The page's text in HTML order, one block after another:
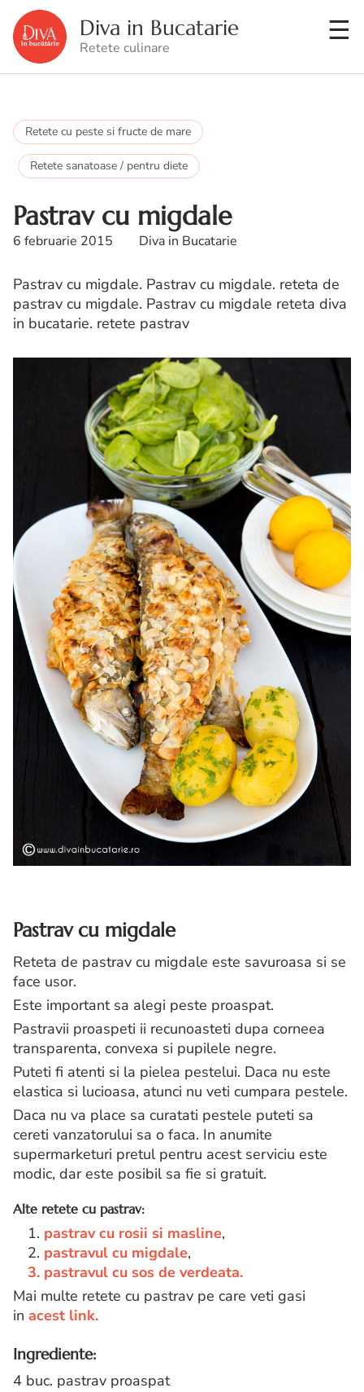
Diva in Bucatarie
Retete culinare
Retete cu peste si fructe de mare
Retete sanatoase / pentru diete
Pastrav cu migdale
6 februarie 2015 Diva in Bucatarie
Pastrav cu migdale. Pastrav cu migdale. reteta de
pastrav cu migdale. Pastrav cu migdale reteta diva
in bucatarie. retete pastrav
Pastrav cu migdale
Reteta de pastrav cu migdale este savuroasa si se
face usor.
Este important sa alegi peste proaspat.
Pastravii proaspeti ii recunoasteti dupa corneea
transparenta, convexa si pupilele negre.
Puteti fi atenti si la pielea pestelui. Daca nu este
elastica si lucioasa, atunci nu veti cumpara pestele.
Daca nu va place sa curatati pestele puteti sa
cereti vanzatorului sa o faca. In anumite
supermarketuri pretul pentru acest serviciu este
modic, dar este posibil sa fie si gratuit.
Alte retete cu pastrav:
1. pastrav cu rosii si masline,
2. pastravul cu migdale,
3. pastravul cu sos de verdeata.
Mai multe retete cu pastrav pe care veti gasi
in acest link.
Ingrediente:
4 buc. pastrav proaspat